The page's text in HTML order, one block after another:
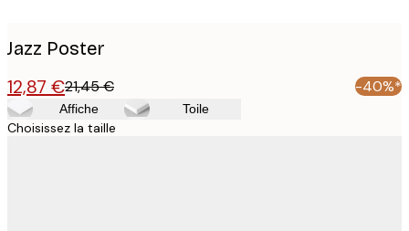
Jazz Poster
12,87 €21,45 € -40%*
Affiche Toile
Choisissez la taille